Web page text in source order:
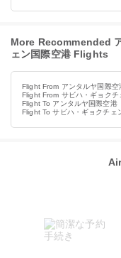
More Recommended
ェン国際空港 Flights
Flight From アンタルヤ国際空
Flight From サビハ・ギョクチ
Flight To アンタルヤ国際空港
Flight To サビハ・ギョクチェ